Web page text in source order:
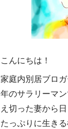
こんにちは！
家庭内別居ブロ
年のサラリーマ
え切った妻から
たっぷりに生き